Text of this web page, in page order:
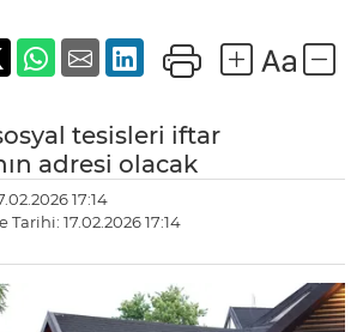
tesisleri iftar
adresi olacak
17:14
17.02.2026 17:14